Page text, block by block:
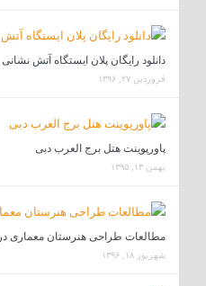
دانلود رایگان پلان ایستگاه آتش نشانی
فروردین ۲۷, ۱۳۹۶
پاورپوینت هتل برج العرب دبی
بهمن ۱۳, ۱۳۹۵
مطالعات طراحی هنرستان معماری در 200 صفحه
شهریور ۱۸, ۱۳۹۶